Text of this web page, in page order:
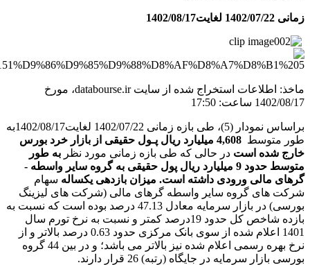
زمانی 1402/07/22 لغایت1402/08/17
ماخذ: اطلاعات استخراج شده از سایتdatabourse.ir، مورخ
1402/08/17 ساعت: 17:50
براساس نمودار (5)، طی بازه زمانی 1402/07/22 لغایت1402/08/17به
طور متوسط
4,608 میلیارد ریال پـول حقیقی از بازار خرد بورس
خارج شده است در حالی که طی بازه زمانی مورد نظر به طور
متوسط حدود 9 میلیارد ریال پول حقیقی به گروه سایر واسطه ­
گرهای مالی ورودی داشته است. میزان بازدهی یکساله سهام
شرکت­ های گروه سایر واسطه­ گرهای مالی (شرکت­ های لیزینگ
بورسی) در بازار سرمایه معادل 47.13 درصد بوده است که نسبت به
بازده شاخص کل حدود 19درصد کمتر و نسبت به نرخ تورم سال
1401 اعلام شده از سوی بانک مرکزی حدود 0.63 درصد بالاتر و از
نرخ بهره رسمی اعلام شده نیز بالاتر می­ باشد؛ و در بین 44 گروه
بورسی بازار سرمایه در جایگاه (رتبه) 26 قرار دارند.